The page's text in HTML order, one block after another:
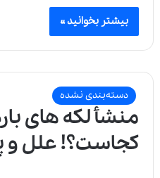
بیشتر بخوانید »
دسته‌بندی نشده
منشأ لکه های
کجاست؟! علل و